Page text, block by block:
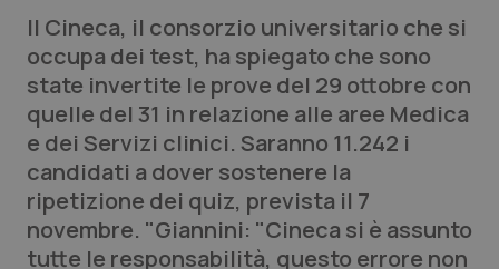
Lettere al direttore
Edizioni Regionali
QS Pro
Professionisti Sanitari.AI
Abruzzo
QS Pro Gold
Il Cineca, il consorzio universitario che si
occupa dei test, ha spiegato che sono
state invertite le prove del 29 ottobre con
quelle del 31 in relazione alle aree Medica
e dei Servizi clinici. Saranno 11.242 i
candidati a dover sostenere la
ripetizione dei quiz, prevista il 7
novembre. "Giannini: "Cineca si è assunto
tutte le responsabilità, questo errore non